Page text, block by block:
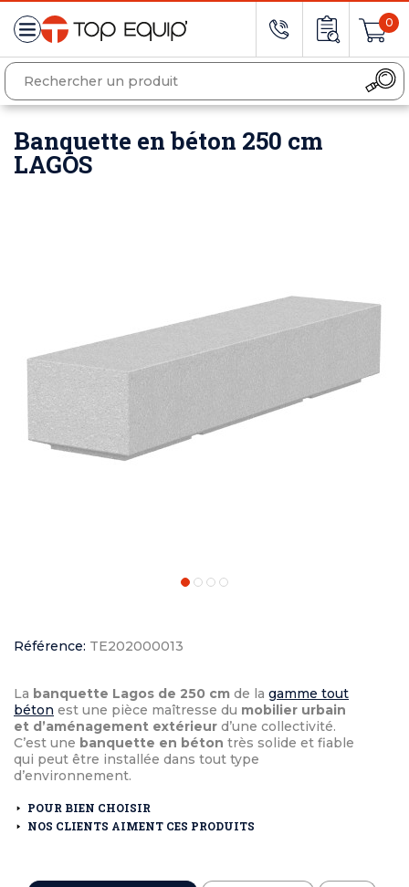
0
Banquette en béton 250 cm
LAGOS
Référence: TE202000013
La banquette Lagos de 250 cm de la gamme tout
béton est une pièce maîtresse du mobilier urbain
et d’aménagement extérieur d’une collectivité.
C’est une banquette en béton très solide et fiable
qui peut être installée dans tout type
d’environnement.
POUR BIEN CHOISIR
NOS CLIENTS AIMENT CES PRODUITS